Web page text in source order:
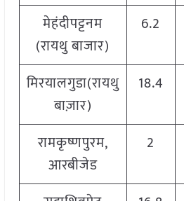
मेहंदीपट्टनम
(रायथु बाजार)
6.2
मिरयालगुडा(रायथु
बाज़ार)
18.4
रामकृष्णपुरम,
आरबीजेड
2